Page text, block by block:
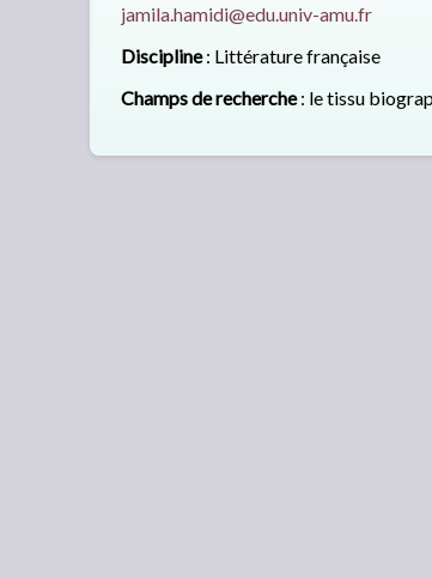
jamila.hamidi@edu.univ-amu.fr
Discipline: Littérature française
Champs de recherche: le tissu